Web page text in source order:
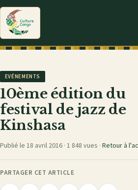
EVÉNEMENTS
10ème édition du
festival de jazz de
Kinshasa
Publié le 18 avril 2016 · 1 848 vues · Retour à
PARTAGER CET ARTICLE